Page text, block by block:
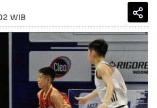
WIB